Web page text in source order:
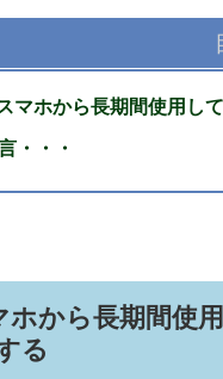
マホから長期間使用し
・・・
から長期間使
る